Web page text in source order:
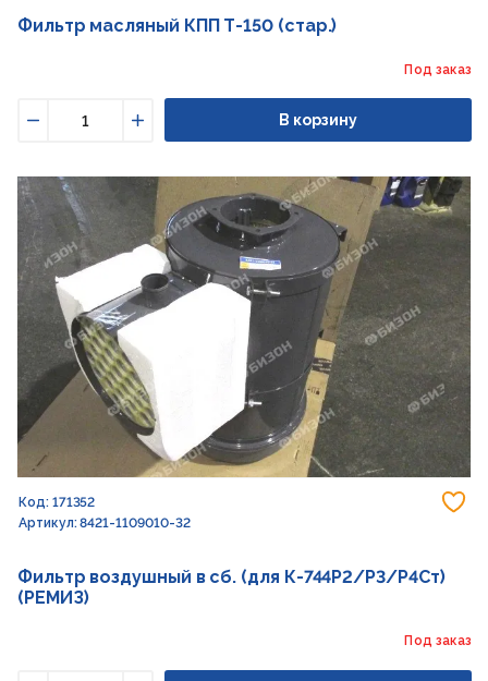
Фильтр масляный КПП Т-150 (стар.)
Под заказ
Увеличить
В корзину
Код: 171352
Артикул: 8421-1109010-32
Фильтр воздушный в сб. (для К-744Р2/Р3/Р4Ст)
(РЕМИЗ)
Под заказ